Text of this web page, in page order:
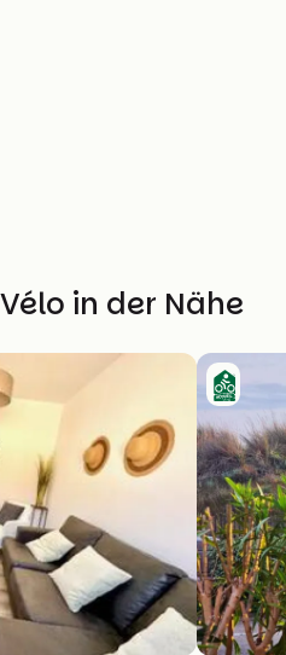
in der Nähe